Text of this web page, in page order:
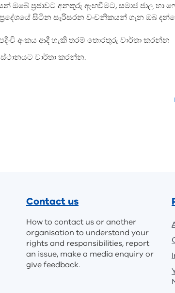
ප‍්‍රජාවට අනතුරු ඇඟවීමට, සමාජ ජාල හා
සිටින සැරිසරන වංචනිකයන් ගැන ඔබ
අංකය ආදී හැකි තරම් තොරතුරු වාර්තා කරන්න
වාර්තා කරන්න.
Contact us
How to contact us or another
organisation to understand your
rights and responsibilities, report
an issue, make a media enquiry or
give feedback.